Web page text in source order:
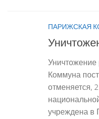
ПАРИЖСКАЯ
Коммуна
отменяется,
учреждена в